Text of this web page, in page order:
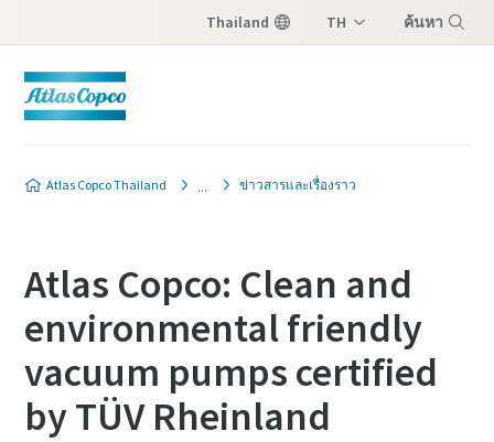
Thailand TH ค้นหา
Atlas Copco Thailand ข่าวสารและเรื่องราว
Atlas Copco: Clean and
environmental friendly
vacuum pumps certified
by TÜV Rheinland
สุญญากาศของเรา
คำแนะนำคุณเกี่ยวกับปั๊ม
สุญญากาศและโซลูชันสุญญากาศ
ต้องกรอกข้อมูลในช่องที่มีเครื่องหมาย (*)
ทั้งหมด
สุญญากาศของเรา
คำแนะนำคุณเกี่ยวกับปั๊ม
สุญญากาศและโซลูชันสุญญากาศ
ต้องกรอกข้อมูลในช่องที่มีเครื่องหมาย (*)
ทั้งหมด
สุญญากาศของเรา
คำแนะนำคุณเกี่ยวกับปั๊ม
สุญญากาศและโซลูชันสุญญากาศ
ต้องกรอกข้อมูลในช่องที่มีเครื่องหมาย (*)
ทั้งหมด